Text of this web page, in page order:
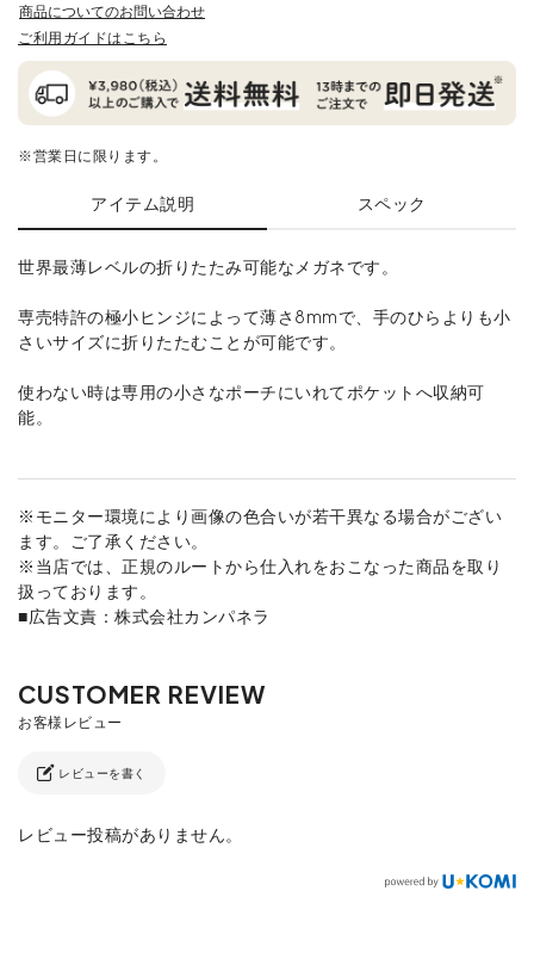
商品についてのお問い合わせ
ご利用ガイドはこちら
※営業日に限ります。
アイテム説明 スペック
世界最薄レベルの折りたたみ可能なメガネです。
専売特許の極小ヒンジによって薄さ8mmで、手のひらよりも小
さいサイズに折りたたむことが可能です。
使わない時は専用の小さなポーチにいれてポケットへ収納可
能。
※モニター環境により画像の色合いが若干異なる場合がござい
ます。ご了承ください。
※当店では、正規のルートから仕入れをおこなった商品を取り
扱っております。
■広告文責：株式会社カンパネラ
レビューを書く
レビュー投稿がありません。